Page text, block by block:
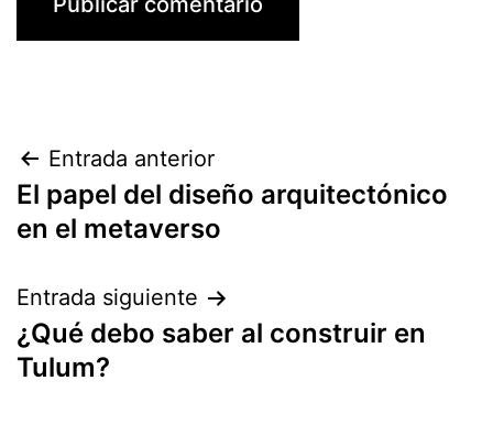
Navegación
de
Entrada anterior
El papel del diseño arquitectónico
en el metaverso
Entrada siguiente
¿Qué debo saber al construir en
Tulum?